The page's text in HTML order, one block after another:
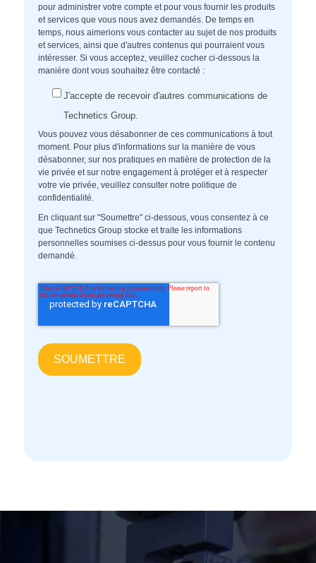
pour administrer votre compte et pour vous fournir les produits
et services que vous nous avez demandés. De temps en
temps, nous aimerions vous contacter au sujet de nos produits
et services, ainsi que d'autres contenus qui pourraient vous
intéresser. Si vous acceptez, veuillez cocher ci-dessous la
manière dont vous souhaitez être contacté :
J'accepte de recevoir d'autres communications de
Technetics Group.
Vous pouvez vous désabonner de ces communications à tout
moment. Pour plus d'informations sur la manière de vous
désabonner, sur nos pratiques en matière de protection de la
vie privée et sur notre engagement à protéger et à respecter
votre vie privée, veuillez consulter notre politique de
confidentialité.
En cliquant sur "Soumettre" ci-dessous, vous consentez à ce
que Technetics Group stocke et traite les informations
personnelles soumises ci-dessus pour vous fournir le contenu
demandé.